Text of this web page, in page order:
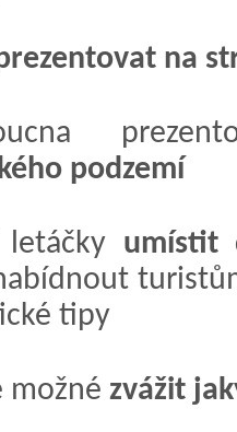
na
podzemí
letáčky umístit
tipy
možné zvážit